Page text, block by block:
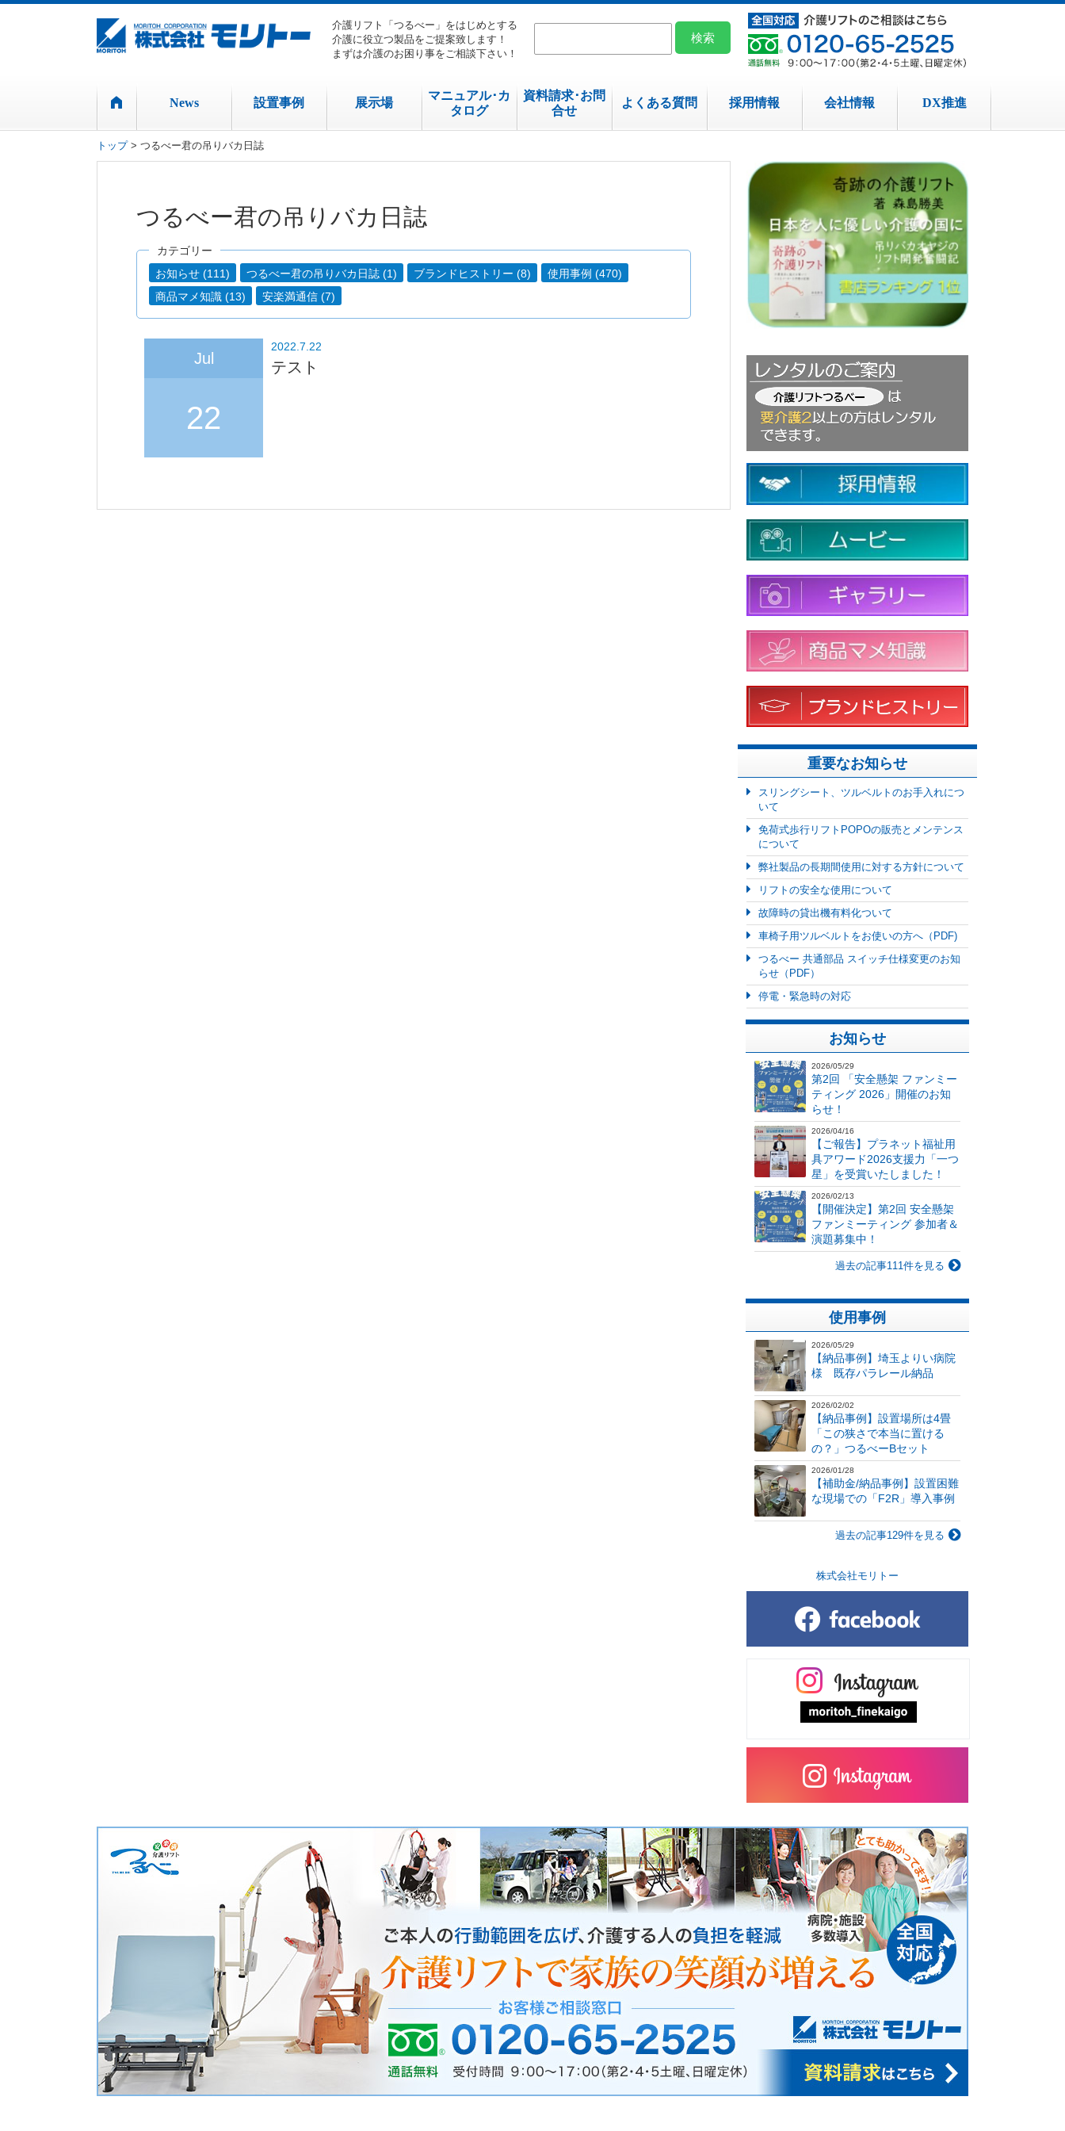
介護リフト「つるべー」をはじめとする
介護に役立つ製品をご提案致します！
まずは介護のお困り事をご相談下さい！
News 設置事例 展示場
マニュアル･カ
タログ
資料請求･お問
合せ
よくある質問 採用情報 会社情報 DX推進
トップ> つるべー君の吊りバカ日誌
つるべー君の吊りバカ日誌
カテゴリー
お知らせ (111)
つるべー君の吊りバカ日誌 (1) ブランドヒストリー (8)
使用事例 (470)
商品マメ知識 (13)
安楽満通信 (7)
Jul
22
2022.7.22
テスト
重要なお知らせ
スリングシート、ツルベルトのお手入れにつ
いて
免荷式歩行リフトPOPOの販売とメンテンス
について
弊社製品の長期間使用に対する方針について
リフトの安全な使用について
故障時の貸出機有料化ついて
車椅子用ツルベルトをお使いの方へ（PDF)
つるべー 共通部品 スイッチ仕様変更のお知
らせ（PDF）
停電・緊急時の対応
お知らせ
2026/05/29
第2回 「安全懸架 ファンミー
ティング 2026」開催のお知
らせ！
2026/04/16
【ご報告】プラネット福祉用
具アワード2026支援力「一つ
星」を受賞いたしました！
2026/02/13
【開催決定】第2回 安全懸架
ファンミーティング 参加者＆
演題募集中！
過去の記事111件を見る
使用事例
2026/05/29
【納品事例】埼玉よりい病院
様 既存パラレール納品
2026/02/02
【納品事例】設置場所は4畳
「この狭さで本当に置ける
の？」つるべーBセット
2026/01/28
【補助金/納品事例】設置困難
な現場での「F2R」導入事例
過去の記事129件を見る
株式会社モリトー